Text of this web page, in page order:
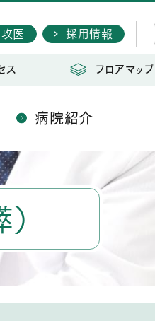
医 採用情報
ス フロアマップ
病院紹介